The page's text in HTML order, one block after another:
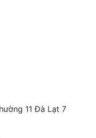
11 Đà Lạt 7